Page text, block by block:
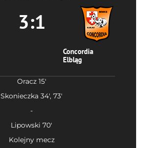
3:1
Concordia
Elbląg
Oracz 15'
Skonieczka 34', 73'
-
Lipowski 70'
Kolejny mecz